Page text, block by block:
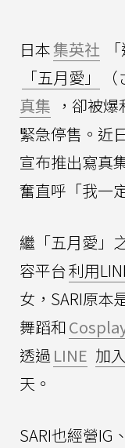
日本集英社
「五月愛」
真集 ，卻被
緊急停售。近
宣布推出寫真
奮直呼「我一
繼「五月愛」
容平台利用
女，SARI原本
舞蹈和
透過 LINE 加
天。
SARI也經營IG